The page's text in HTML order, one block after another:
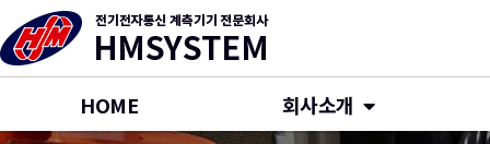
HOME 회사소개